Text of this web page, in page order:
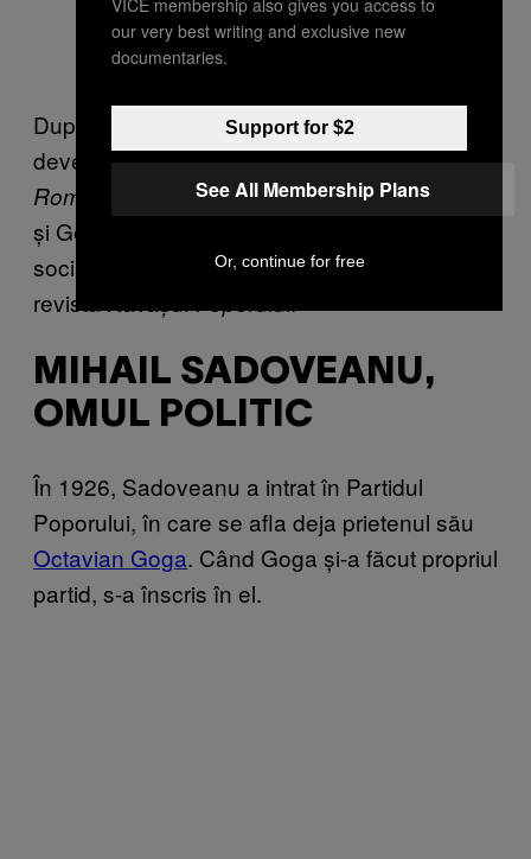
După încetarea războiului, Sadoveanu a
devenit editorul revistei propagandistice
România,
unde i s-au alăturat Tudor Arghezi
și George Topîrceanu. Împreună cu deputatul
socialist Vasile Morțun a fondat mai târziu
revista
MIHAIL SADOVEANU,
OMUL POLITIC
În 1926, Sadoveanu a intrat în Partidul
Poporului, în care se afla deja prietenul său
Octavian Goga. Când Goga și-a făcut propriul
partid, s-a înscris în el.
our very best writing and exclusive new
documentaries.
Support for $2
See All Membership Plans
Or, continue for free